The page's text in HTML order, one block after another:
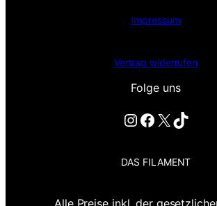
Impressum
Vertrag widerrufen
Folge uns
Instagram Facebook X TikTok
DAS FILAMENT
Alle Preise inkl. der